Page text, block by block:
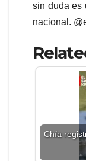
sin duda es
nacional.
Chía